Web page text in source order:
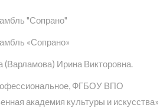
"Сопрано"
«Сопрано»
(Варламова) Ирина Викторовна.
ФГБОУ ВПО
академия культуры и искусства»